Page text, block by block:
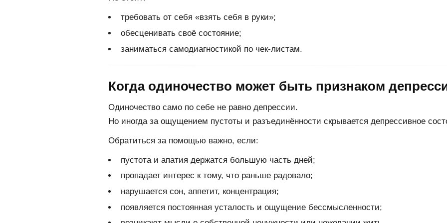
требовать от себя «взять себя в руки»;
обесценивать своё состояние;
заниматься самодиагностикой по чек-листам.
Когда одиночество может быть признаком
Одиночество само по себе не равно депрессии.
Но иногда за ощущением пустоты и разъединённости скрывается депрессивное
Обратиться за помощью важно, если:
пустота и апатия держатся большую часть дней;
пропадает интерес к тому, что раньше радовало;
нарушается сон, аппетит, концентрация;
появляется постоянная усталость и ощущение бессмысленности;